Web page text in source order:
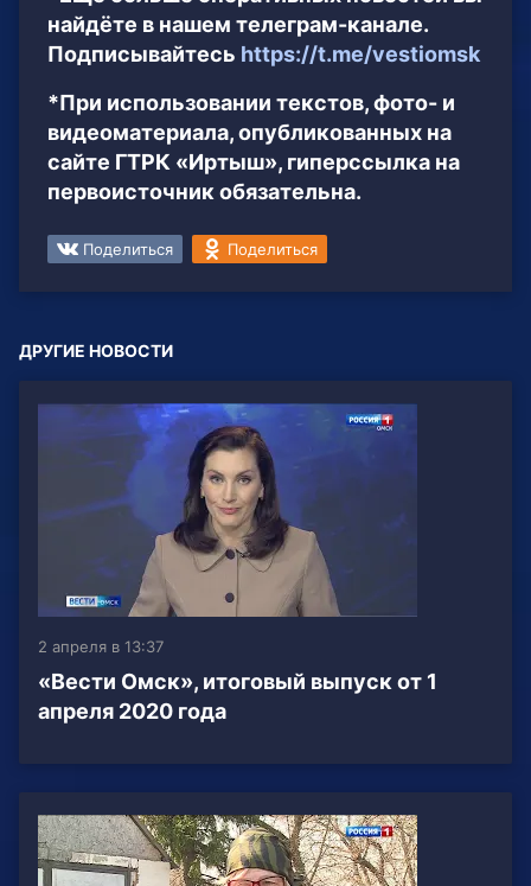
найдёте в нашем телеграм-канале.
Подписывайтесь https://t.me/vestiomsk
*При использовании текстов, фото- и
видеоматериала, опубликованных на
сайте ГТРК «Иртыш», гиперссылка на
первоисточник обязательна.
Поделиться Поделиться
ДРУГИЕ НОВОСТИ
2 апреля в 13:37
«Вести Омск», итоговый выпуск от 1
апреля 2020 года